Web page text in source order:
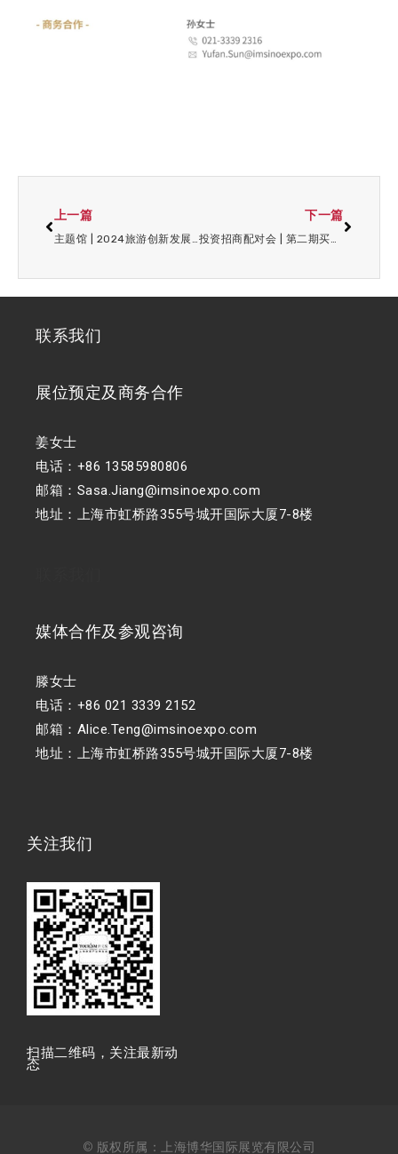
上一篇
主题馆 | 2024旅游创新发展趋势论坛，多方推动创新发展！
下一篇
投资招商配对会 | 第二期买家名单公布！
联系我们
展位预定及商务合作
姜女士
电话：+86 13585980806
邮箱：Sasa.Jiang@imsinoexpo.com
地址：上海市虹桥路355号城开国际大厦7-8楼
媒体合作及参观咨询
滕女士
电话：+86 021 3339 2152
邮箱：Alice.Teng@imsinoexpo.com
地址：上海市虹桥路355号城开国际大厦7-8楼
关注我们
扫描⼆维码，关注最新动
态
© 版权所属：上海博华国际展览有限公司